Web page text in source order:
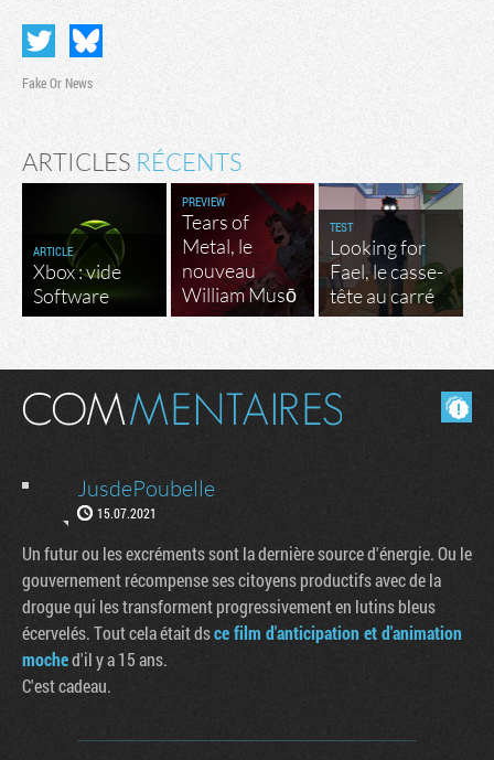
Fake Or News
ARTICLES RÉCENTS
ARTICLE
Xbox : vide
Software
PREVIEW
Tears of
Metal, le
nouveau
William Musō
TEST
Looking for
Fael, le casse-
tête au carré
Masquer les commentaires lus.
JusdePoubelle
15.07.2021
Un futur ou les excréments sont la dernière source d'énergie. Ou le
gouvernement récompense ses citoyens productifs avec de la
drogue qui les transforment progressivement en lutins bleus
écervelés. Tout cela était dsce film d'anticipation et d'animation
moched'il y a 15 ans.
C'est cadeau.